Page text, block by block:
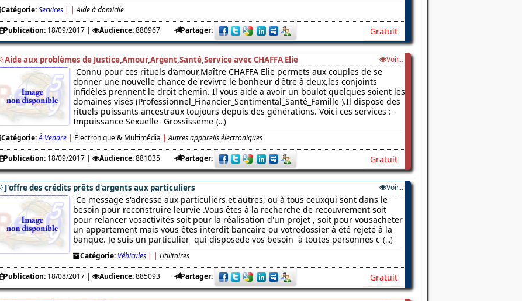
Catégorie: Services | | Aide à domicile
Publication: 18/09/2017| Audience: 880967 Partager: Gratuit
Aide aux problèmes de Justice,Amour,Argent,Santé,Service avec CHAFFA Elie Voir...
Connu pour ces rituels d’amour,Maître CHAFFA Elie permets aux couples de se
donner une nouvelle chance de revivre le bonheur d'être à deux,les conjoints
infidèles prennent le droit chemin. Il vous aide a avoir un boulot quelques soient les
domaines visés (Professionnel_Financier_Sentimental_Santé_Famille ).Il dispose des
rituels puissants ancestraux toujours depuis des générations. Voici ces services : -
Impuissance Sexuelle -Grossisseme (...)
Catégorie:À Vendre | Électronique & Multimédia | Autres appareils électroniques
Publication: 18/09/2017| Audience: 881035 Partager: Gratuit
J'offre des crédits prêts d'argents aux particuliers Voir...
Ce message s'adresse aux particuliers et autres, ou à tous ceuxqui sont dans le
besoin pour reconstruire leurvie .Vous êtes à la recherche de recouvrement soit
pour relancer vosactivités soit pour la réalisation d'un projet , soit pour vousacheter
un appartement mais vous êtes interdit bancaire ou votredossier à été rejeté à la
banque. Je suis un particulier qui disposede vos besoin à toutes personnes c (...)
Catégorie: Véhicules | | Utilitaires
Publication: 18/08/2017| Audience: 885093 Partager: Gratuit